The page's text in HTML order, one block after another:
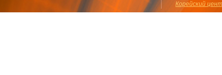
Корейский